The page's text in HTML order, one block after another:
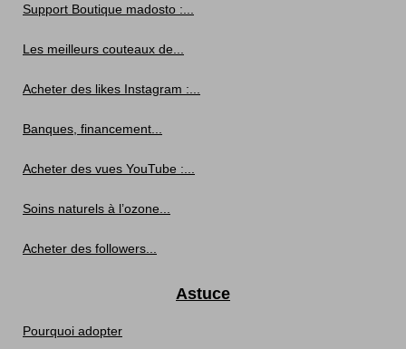
Support Boutique madosto :...
Les meilleurs couteaux de...
Acheter des likes Instagram :...
Banques, financement...
Acheter des vues YouTube :...
Soins naturels à l’ozone...
Acheter des followers...
Astuce
Pourquoi adopter